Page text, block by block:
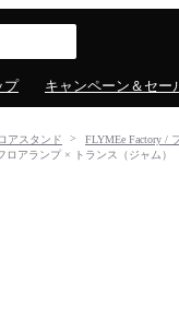
プ キャンペーン＆セー
アスタンド
FLYMEe Factory /
ロアランプ × トランス（ジャム）